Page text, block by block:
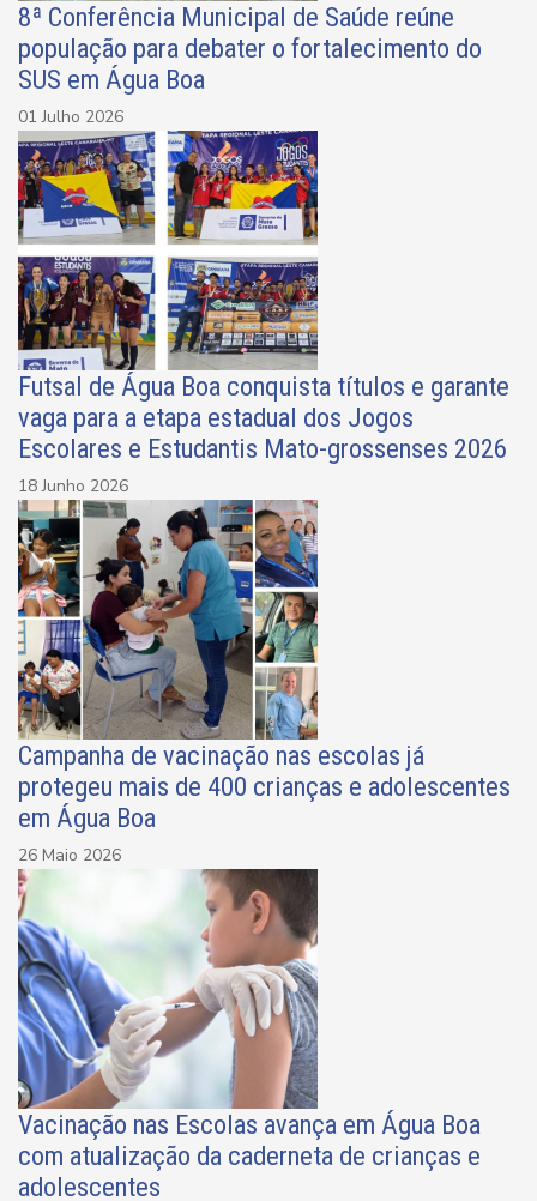
8ª Conferência Municipal de Saúde reúne
população para debater o fortalecimento do
SUS em Água Boa
01 Julho 2026
Futsal de Água Boa conquista títulos e garante
vaga para a etapa estadual dos Jogos
Escolares e Estudantis Mato-grossenses 2026
18 Junho 2026
Campanha de vacinação nas escolas já
protegeu mais de 400 crianças e adolescentes
em Água Boa
26 Maio 2026
Vacinação nas Escolas avança em Água Boa
com atualização da caderneta de crianças e
adolescentes